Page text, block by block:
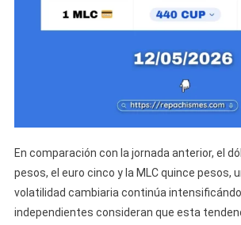
En comparación con la jornada anterior, el
pesos, el euro cinco y la MLC quince pesos,
volatilidad cambiaria continúa
independientes consideran que esta